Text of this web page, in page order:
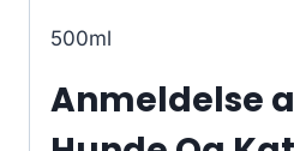
500ml
Anmeldelse